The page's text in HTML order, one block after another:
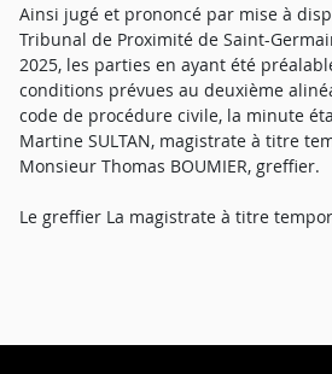
Ainsi jugé et prononcé par mise à
Tribunal de Proximité de Saint-
2025, les parties en ayant été
conditions prévues au deuxième
code de procédure civile, la minute
Martine SULTAN, magistrate à titre
Monsieur Thomas BOUMIER, greffier.
Le greffier La magistrate à titre